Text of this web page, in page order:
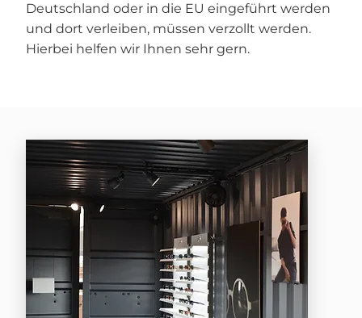
Deutschland oder in die EU eingeführt werden
und dort verleiben, müssen verzollt werden.
Hierbei helfen wir Ihnen sehr gern.